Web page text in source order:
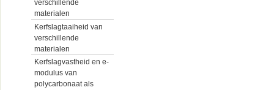
verschillende
materialen
Kerfslagtaaiheid van
verschillende
materialen
Kerfslagvastheid en e-
modulus van
polycarbonaat als